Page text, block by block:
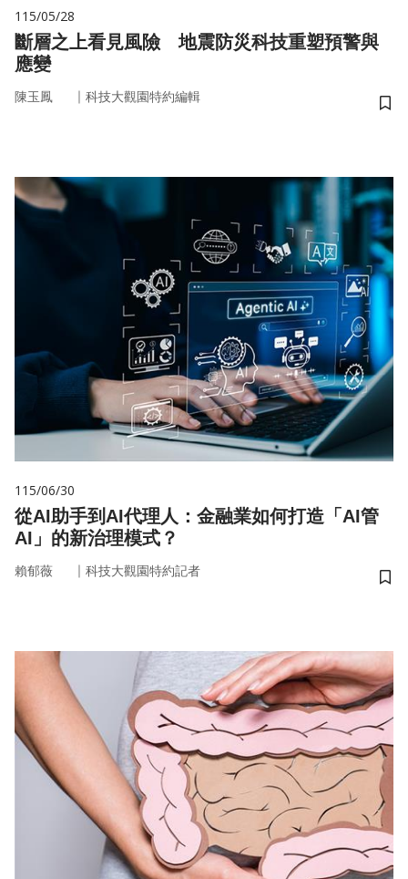
115/05/28
斷層之上看見風險 地震防災科技重塑預警與
應變
陳玉鳳 ｜ 科技大觀園特約編輯
儲
115/06/30
從AI助手到AI代理人：金融業如何打造「AI管
AI」的新治理模式？
賴郁薇 ｜ 科技大觀園特約記者
儲